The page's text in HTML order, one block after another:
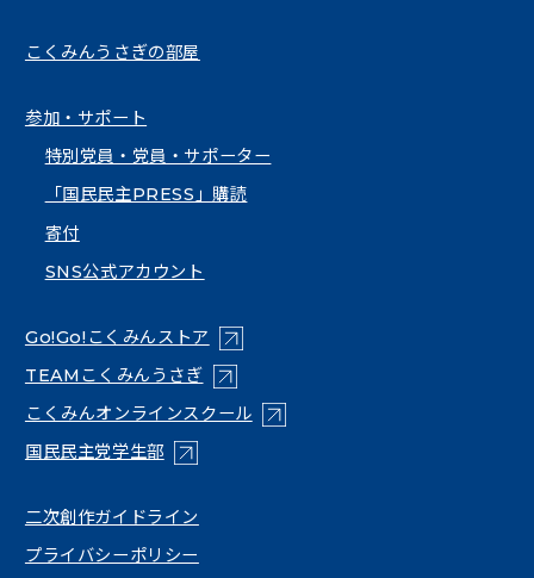
こくみんうさぎの部屋
参加・サポート
特別党員・党員・サポーター
「国民民主PRESS」購読
寄付
SNS公式アカウント
Go!Go!こくみんストア （新しいタブで開く）
TEAMこくみんうさぎ（新しいタブで開く）
こくみんオンラインスクール（新しいタブで開く）
国民民主党学生部（新しいタブで開く）
二次創作ガイドライン
プライバシーポリシー